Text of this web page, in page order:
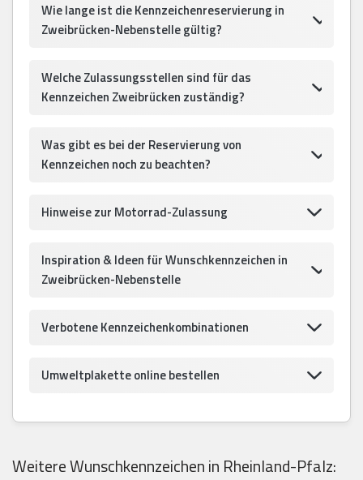
Wie lange ist die Kennzeichenreservierung in
Zweibrücken-Nebenstelle gültig?
Welche Zulassungsstellen sind für das
Kennzeichen Zweibrücken zuständig?
Was gibt es bei der Reservierung von
Kennzeichen noch zu beachten?
Hinweise zur Motorrad-Zulassung
Inspiration & Ideen für Wunschkennzeichen in
Zweibrücken-Nebenstelle
Verbotene Kennzeichenkombinationen
Umweltplakette online bestellen
Weitere Wunschkennzeichen in Rheinland-Pfalz: